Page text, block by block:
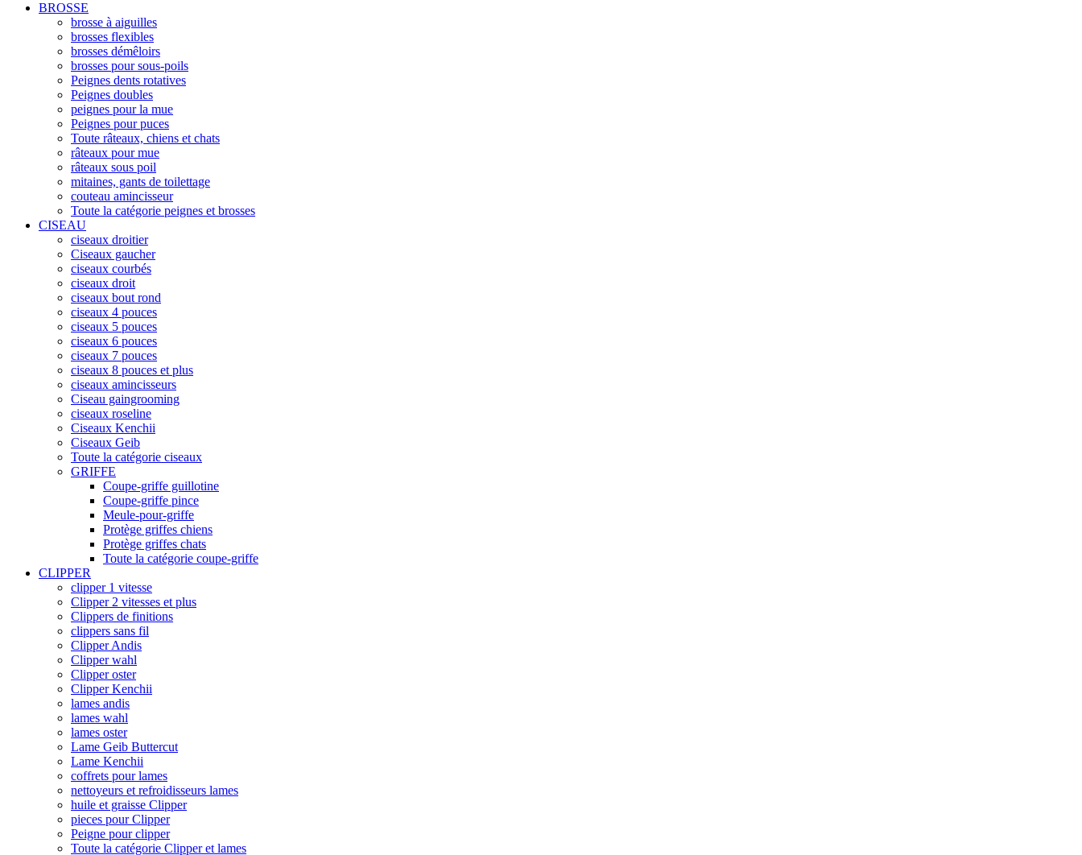
BROSSE
brosse à aiguilles
brosses flexibles
brosses démêloirs
brosses pour sous-poils
Peignes dents rotatives
Peignes doubles
peignes pour la mue
Peignes pour puces
Toute râteaux, chiens et chats
râteaux pour mue
râteaux sous poil
mitaines, gants de toilettage
couteau amincisseur
Toute la catégorie peignes et brosses
CISEAU
ciseaux droitier
Ciseaux gaucher
ciseaux courbés
ciseaux droit
ciseaux bout rond
ciseaux 4 pouces
ciseaux 5 pouces
ciseaux 6 pouces
ciseaux 7 pouces
ciseaux 8 pouces et plus
ciseaux amincisseurs
Ciseau gaingrooming
ciseaux roseline
Ciseaux Kenchii
Ciseaux Geib
Toute la catégorie ciseaux
GRIFFE
Coupe-griffe guillotine
Coupe-griffe pince
Meule-pour-griffe
Protège griffes chiens
Protège griffes chats
Toute la catégorie coupe-griffe
CLIPPER
clipper 1 vitesse
Clipper 2 vitesses et plus
Clippers de finitions
clippers sans fil
Clipper Andis
Clipper wahl
Clipper oster
Clipper Kenchii
lames andis
lames wahl
lames oster
Lame Geib Buttercut
Lame Kenchii
coffrets pour lames
nettoyeurs et refroidisseurs lames
huile et graisse Clipper
pieces pour Clipper
Peigne pour clipper
Toute la catégorie Clipper et lames